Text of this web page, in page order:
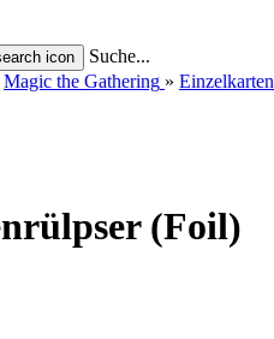
Suche...
Magic the Gathering » Einzelkarten
(Foil)